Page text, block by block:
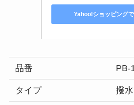
Yahoo!ショッピング
品番 PB-
タイプ 撥